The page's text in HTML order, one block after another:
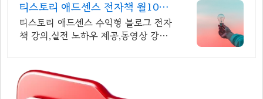
티스토리 애드센스 전자책 월100
만원 고정 수익발생!
티스토리 애드센스 수익형 블로그 전자
책 강의,실전 노하우 제공,동영상 강의
게 배워요!